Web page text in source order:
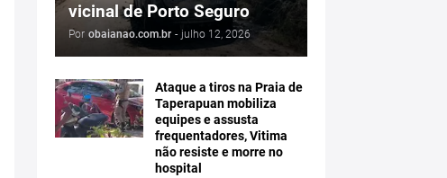
vicinal de Porto Seguro
Por obaianao.com.br - julho 12, 2026
Ataque a tiros na Praia de
Taperapuan mobiliza
equipes e assusta
frequentadores, Vitima
não resiste e morre no
hospital